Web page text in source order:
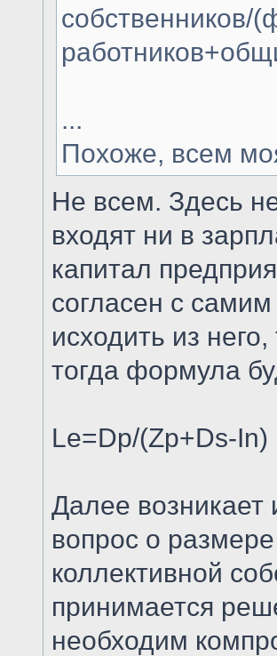
собственников/
...
Похоже, всем
Не всем. Здесь
входят ни в
капитал
согласен с
исходить из
тогда формула
Le=Dp/(Zp+Ds-In)
Далее
вопрос о
коллективной
принимается
необходим